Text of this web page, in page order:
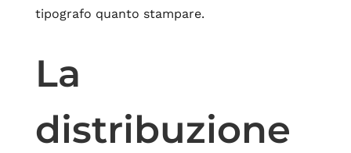
tipografo quanto stampare.
La
distribuzione